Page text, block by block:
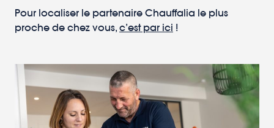
Pour localiser le partenaire Chauffalia le plus
proche de chez vous, c’est par ici !